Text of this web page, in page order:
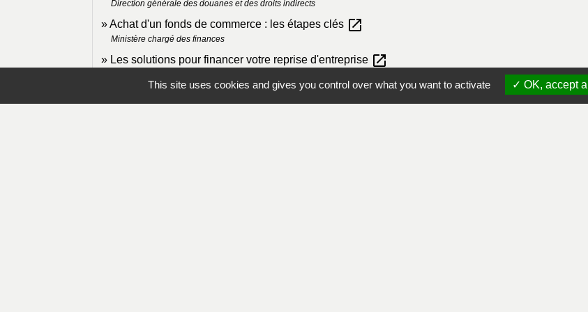
Direction générale des douanes et des droits indirects
Achat d'un fonds de commerce : les étapes clés open_in_new
Ministère chargé des finances
Les solutions pour financer votre reprise d'entreprise open_in_new
This site uses cookies and gives you control over what you want to activate OK, accept all